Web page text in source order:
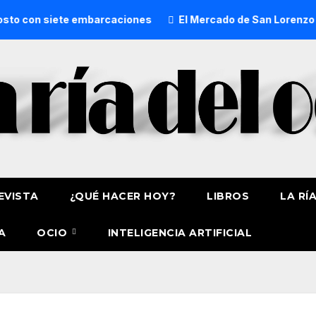
embarcaciones El Mercado de San Lorenzo de Getxo
¿QUÉ HACER HOY? LIBROS LA
OCIO INTELIGENCIA ARTIFICIAL